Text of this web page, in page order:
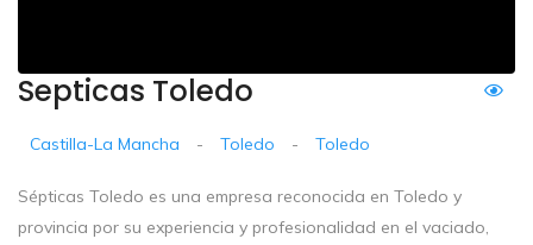
Septicas Toledo
Castilla-La Mancha - Toledo - Toledo
Sépticas Toledo es una empresa reconocida en Toledo y
provincia por su experiencia y profesionalidad en el vaciado,